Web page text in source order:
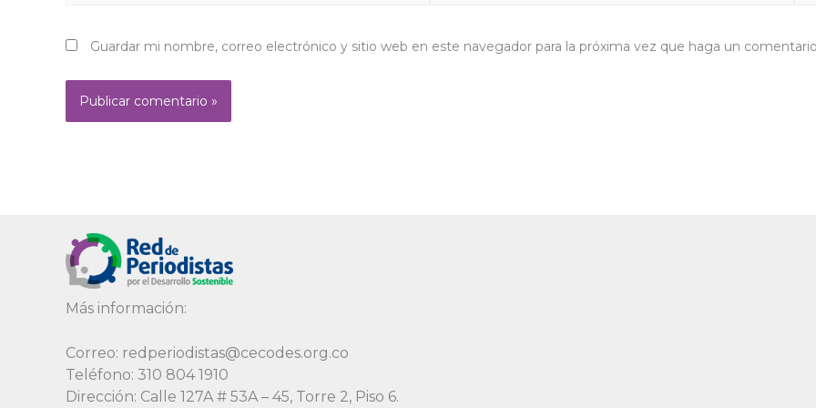
Guardar mi nombre, correo electrónico y sitio web en este navegador para la próxima vez que haga un
Más información:
Correo: redperiodistas@cecodes.org.co
Teléfono: 310 804 1910
Dirección: Calle 127A # 53A – 45, Torre 2, Piso 6.